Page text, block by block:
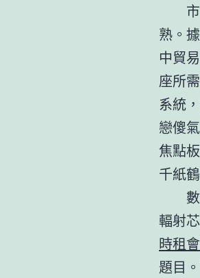
熟。
中貿
座所
系統
戀傻
焦點
千紙
輻射
時租
題目